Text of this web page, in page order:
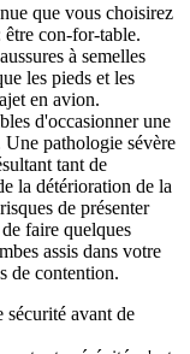
que vous choisirez
être con-for-table.
à semelles
les pieds et les
en avion.
d'occasionner une
pathologie sévère
tant de
la détérioration de la
de présenter
faire quelques
assis dans votre
de contention.
sécurité avant de